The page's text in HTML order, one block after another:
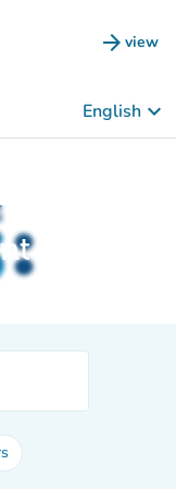
arrow_forward view
(new
English keyboard_arrow_down